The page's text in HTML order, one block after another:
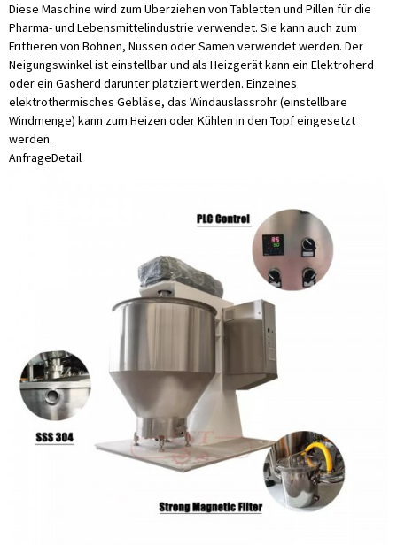
Diese Maschine wird zum Überziehen von Tabletten und Pillen für die
Pharma- und Lebensmittelindustrie verwendet. Sie kann auch zum
Frittieren von Bohnen, Nüssen oder Samen verwendet werden. Der
Neigungswinkel ist einstellbar und als Heizgerät kann ein Elektroherd
oder ein Gasherd darunter platziert werden. Einzelnes
elektrothermisches Gebläse, das Windauslassrohr (einstellbare
Windmenge) kann zum Heizen oder Kühlen in den Topf eingesetzt
werden.
AnfrageDetail